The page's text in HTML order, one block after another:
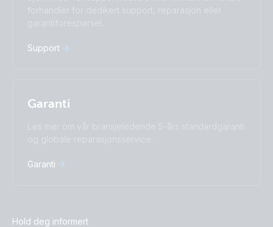
中國人
forhandler for dedikert support, reparasjon eller
garantiforespørsel.
Support
Garanti
Les mer om vår bransjeledende 5-års standardgaranti
og globale reparasjonsservice.
Garanti
Hold deg informert